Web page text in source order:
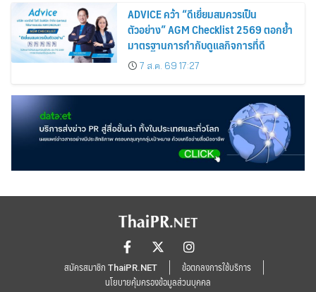
ADVICE คว้า “ดีเยี่ยมสมควรเป็น
ตัวอย่าง” AGM Checklist 2569 ตอกย้ำ
มาตรฐานการกำกับดูแลกิจการที่ดี
7 ส.ค. 69 17:27
สมัครสมาชิก ThaiPR.NET
ข้อตกลงการใช้บริการ
นโยบายคุ้มครองข้อมูลส่วนบุคคล